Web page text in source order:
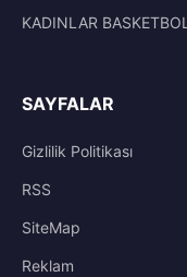
KADINLAR
SAYFALAR
Gizlilik Politikası
RSS
SiteMap
Reklam